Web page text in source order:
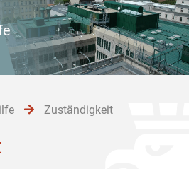
Zuständigkeit